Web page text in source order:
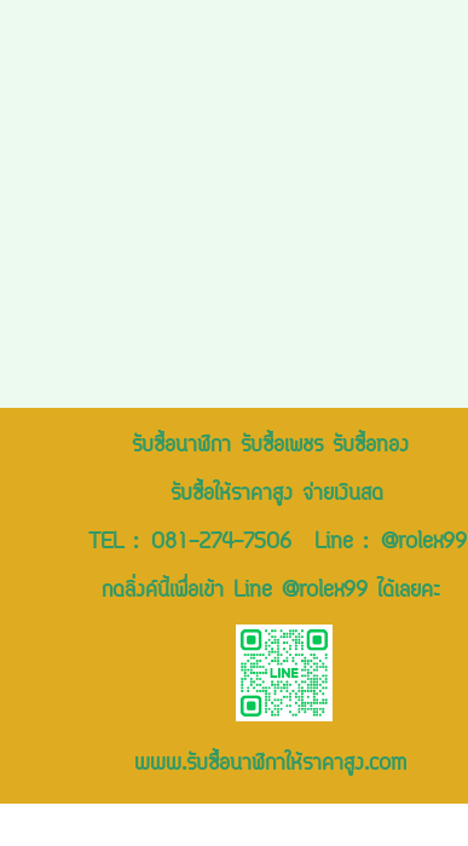
รับซื้อนาฬิกา รับซื้อเพชร รับซื้อทอง
รับซื้อให้ราคาสูง จ่ายเงินสด
TEL : 081-274-7506Line : @rolex99
กดลิ่งค์นี้เพื่อเข้า Line @rolex99 ได้เลยคะ
www.รับซื้อนาฬิกาให้ราคาสูง.com